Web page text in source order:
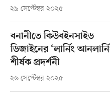
২৯ সেপ্টেম্বর ২০২৫
বনানীতে কিউবইনসাইড
ডিজাইনের ‘লার্নিং
শীর্ষক প্রদর্শনী
২৬ সেপ্টেম্বর ২০২৫